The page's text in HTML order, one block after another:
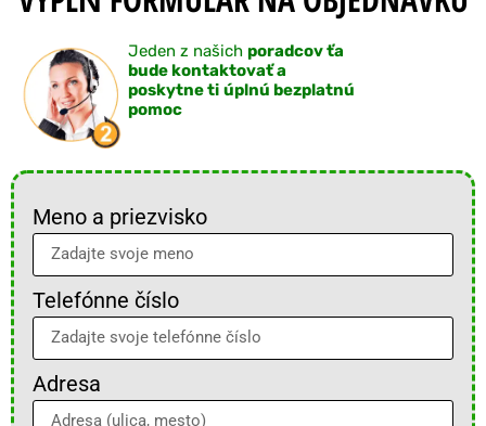
Jeden z našich poradcov ťa
bude kontaktovať a
poskytne ti úplnú bezplatnú
pomoc
Meno a priezvisko
Telefónne číslo
Adresa